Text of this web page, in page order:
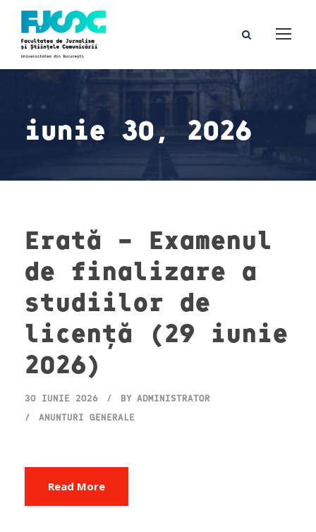
iunie 30, 2026
Erată – Examenul
de finalizare a
studiilor de
licență (29 iunie
2026)
30 IUNIE 2026 BY ADMINISTRATOR
ANUNȚURI GENERALE
Read More